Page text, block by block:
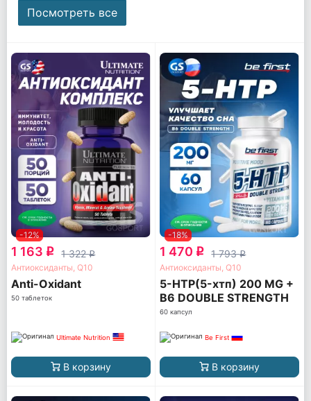
Посмотреть все
-12%
1 163 q 1 322q
Антиоксиданты, Q10
Anti-Oxidant
50 таблеток
Ultimate Nutrition
В корзину
-18%
1 470 q 1 793q
Антиоксиданты, Q10
5-HTP(5-хтп) 200 MG +
B6 DOUBLE STRENGTH
60 капсул
Be First
В корзину